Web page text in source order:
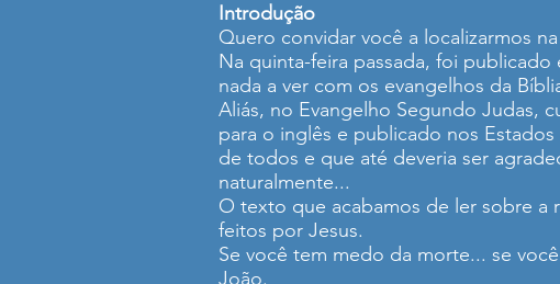
Introdução
Quero convidar você a localizarmos
Na quinta-feira passada, foi
nada a ver com os evangelhos da
Aliás, no Evangelho Segundo Judas,
para o inglês e publicado nos
de todos e que até deveria ser
naturalmente...
O texto que acabamos de ler sobre a
feitos por Jesus.
Se você tem medo da morte... se
João.